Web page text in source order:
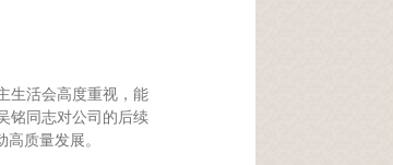
生活会高度重视，能
铭同志对公司的后续
质量发展。